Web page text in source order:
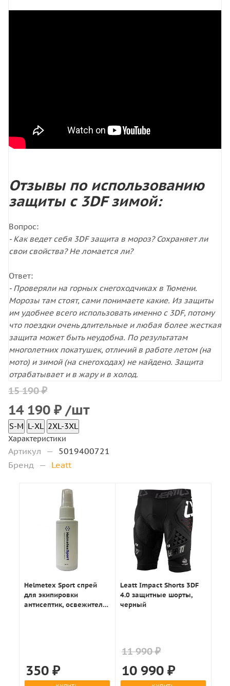
Отзывы по использованию
защиты с 3DF зимой:
Вопрос:
- Как ведет себя 3DF защита в мороз? Сохраняет ли
свои свойства? Не ломается ли?
Ответ:
- Проверяли на горных снегоходчиках в Тюмени.
Морозы там стоят, сами понимаете какие. Из защиты
им удобнее всего использовать именно с 3DF, потому
что поездки очень длительные и любая более жесткая
защита может быть неудобна. По результатам
многолетних покатушек, отличий в работе летом (на
мото) и зимой (на снегоходах) не найдено. Защита
отрабатывает и в жару и в холод.
15 190 ₽
14 190 ₽ /шт
S-M L-XL 2XL-3XL
Характеристики
Артикул — 5019400721
Бренд — Leatt
Helmetex Sport спрей
для экипировки
антисептик, освежитель
350₽
Leatt Impact Shorts 3DF
4.0 защитные шорты,
черный
11 990 ₽
10 990 ₽